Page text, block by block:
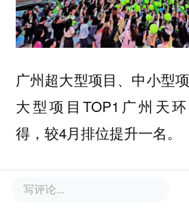
广州超大型项目、中小型
大型项目TOP1 广州天
得，较4月排位提升一名。
5月打
开B&C法式璀璨白金概
写评论...